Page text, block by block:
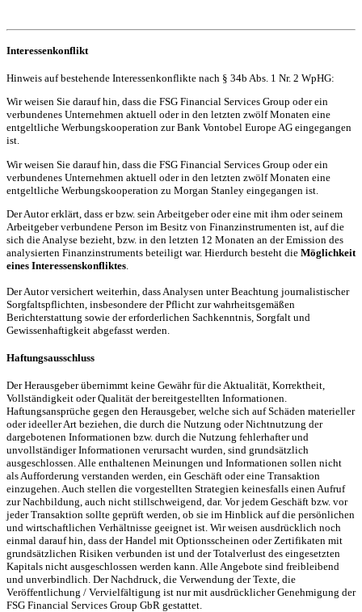
Interessenkonflikt
Hinweis auf bestehende Interessenkonflikte nach § 34b Abs. 1 Nr. 2 WpHG:
Wir weisen Sie darauf hin, dass die FSG Financial Services Group oder ein
verbundenes Unternehmen aktuell oder in den letzten zwölf Monaten eine
entgeltliche Werbungskooperation zur Bank Vontobel Europe AG eingegangen
ist.
Wir weisen Sie darauf hin, dass die FSG Financial Services Group oder ein
verbundenes Unternehmen aktuell oder in den letzten zwölf Monaten eine
entgeltliche Werbungskooperation zu Morgan Stanley eingegangen ist.
Der Autor erklärt, dass er bzw. sein Arbeitgeber oder eine mit ihm oder seinem
Arbeitgeber verbundene Person im Besitz von Finanzinstrumenten ist, auf die
sich die Analyse bezieht, bzw. in den letzten 12 Monaten an der Emission des
analysierten Finanzinstruments beteiligt war. Hierdurch besteht die Möglichkeit
eines Interessenskonfliktes.
Der Autor versichert weiterhin, dass Analysen unter Beachtung journalistischer
Sorgfaltspflichten, insbesondere der Pflicht zur wahrheitsgemäßen
Berichterstattung sowie der erforderlichen Sachkenntnis, Sorgfalt und
Gewissenhaftigkeit abgefasst werden.
Haftungsausschluss
Der Herausgeber übernimmt keine Gewähr für die Aktualität, Korrektheit,
Vollständigkeit oder Qualität der bereitgestellten Informationen.
Haftungsansprüche gegen den Herausgeber, welche sich auf Schäden materieller
oder ideeller Art beziehen, die durch die Nutzung oder Nichtnutzung der
dargebotenen Informationen bzw. durch die Nutzung fehlerhafter und
unvollständiger Informationen verursacht wurden, sind grundsätzlich
ausgeschlossen. Alle enthaltenen Meinungen und Informationen sollen nicht
als Aufforderung verstanden werden, ein Geschäft oder eine Transaktion
einzugehen. Auch stellen die vorgestellten Strategien keinesfalls einen Aufruf
zur Nachbildung, auch nicht stillschweigend, dar. Vor jedem Geschäft bzw. vor
jeder Transaktion sollte geprüft werden, ob sie im Hinblick auf die persönlichen
und wirtschaftlichen Verhältnisse geeignet ist. Wir weisen ausdrücklich noch
einmal darauf hin, dass der Handel mit Optionsscheinen oder Zertifikaten mit
grundsätzlichen Risiken verbunden ist und der Totalverlust des eingesetzten
Kapitals nicht ausgeschlossen werden kann. Alle Angebote sind freibleibend
und unverbindlich. Der Nachdruck, die Verwendung der Texte, die
Veröffentlichung / Vervielfältigung ist nur mit ausdrücklicher Genehmigung der
FSG Financial Services Group GbR gestattet.